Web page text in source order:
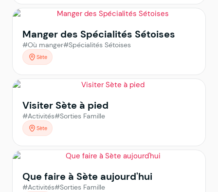
Manger des Spécialités Sétoises
#Où manger#Spécialités Sétoises
Sète
Visiter Sète à pied
#Activités#Sorties Famille
Sète
Que faire à Sète aujourd'hui
#Activités#Sorties Famille